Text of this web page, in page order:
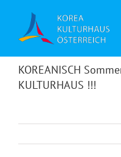
KOREANISCH
KULTURHAUS !!!